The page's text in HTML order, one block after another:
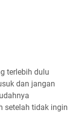
terlebih dulu
dan jangan
setelah tidak ingin